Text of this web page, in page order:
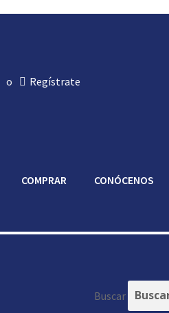
o
Regístrate
COMPRAR CONÓCENOS
Buscar